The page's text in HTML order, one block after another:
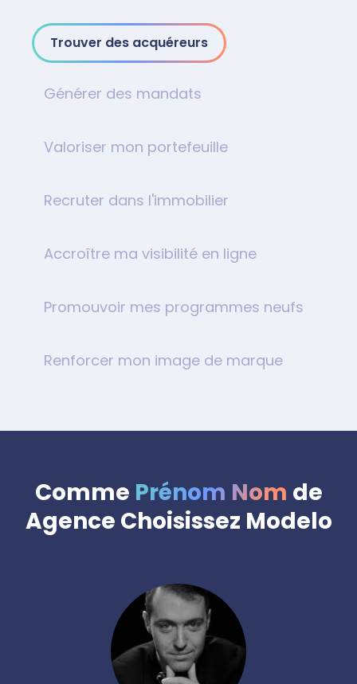
Générer des mandats
Valoriser mon portefeuille
Recruter dans l'immobilier
Accroître ma visibilité en ligne
Promouvoir mes programmes neufs
Renforcer mon image de marque
Trouver des acquéreurs
Comme Prénom Nom de
Agence Choisissez Modelo